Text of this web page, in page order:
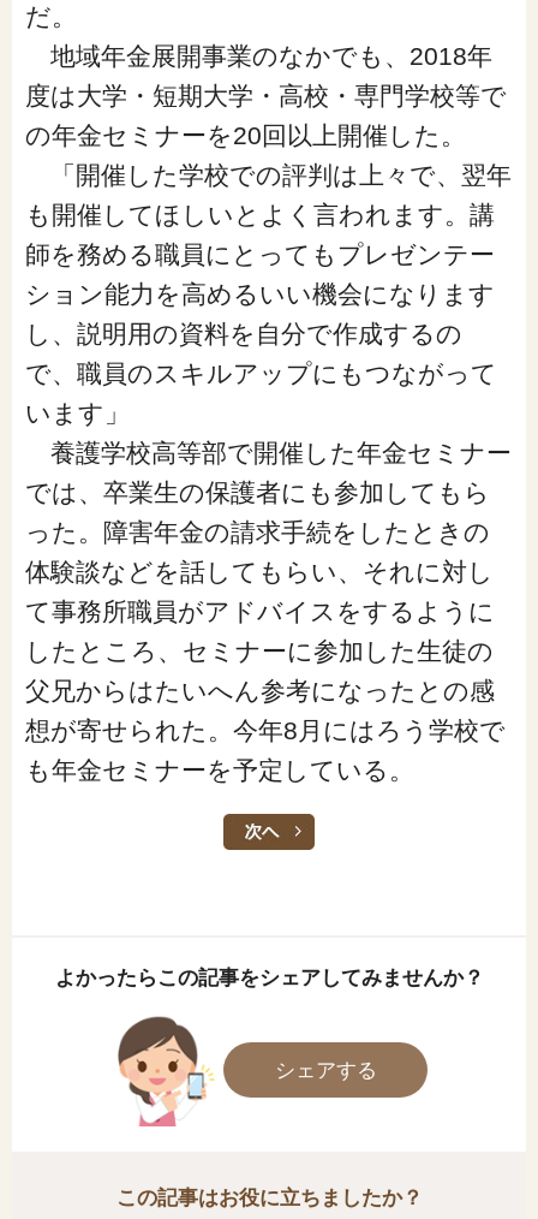
だ。
地域年金展開事業のなかでも、2018年
度は大学・短期大学・高校・専門学校等で
の年金セミナーを20回以上開催した。
「開催した学校での評判は上々で、翌年
も開催してほしいとよく言われます。講
師を務める職員にとってもプレゼンテー
ション能力を高めるいい機会になります
し、説明用の資料を自分で作成するの
で、職員のスキルアップにもつながって
います」
養護学校高等部で開催した年金セミナー
では、卒業生の保護者にも参加してもら
った。障害年金の請求手続をしたときの
体験談などを話してもらい、それに対し
て事務所職員がアドバイスをするように
したところ、セミナーに参加した生徒の
父兄からはたいへん参考になったとの感
想が寄せられた。今年8月にはろう学校で
も年金セミナーを予定している。
よかったらこの記事をシェアしてみませんか？
シェアする
この記事はお役に立ちましたか？